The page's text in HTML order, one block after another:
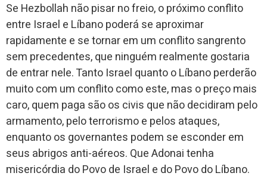
Se Hezbollah não pisar no freio, o próximo conflito
entre Israel e Líbano poderá se aproximar
rapidamente e se tornar em um conflito sangrento
sem precedentes, que ninguém realmente gostaria
de entrar nele. Tanto Israel quanto o Líbano perderão
muito com um conflito como este, mas o preço mais
caro, quem paga são os civis que não decidiram pelo
armamento, pelo terrorismo e pelos ataques,
enquanto os governantes podem se esconder em
seus abrigos anti-aéreos. Que Adonai tenha
misericórdia do Povo de Israel e do Povo do Líbano.